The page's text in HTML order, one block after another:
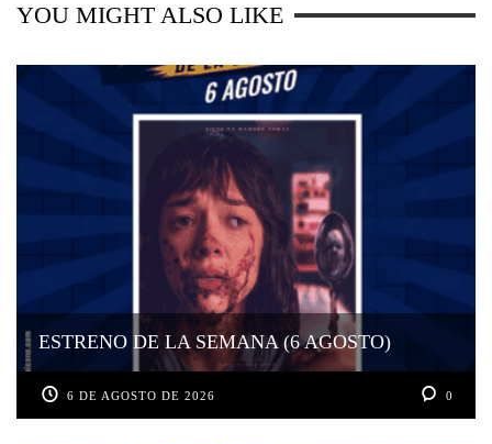
YOU MIGHT ALSO LIKE
ESTRENO DE LA SEMANA (6 AGOSTO)
6 DE AGOSTO DE 2026 0